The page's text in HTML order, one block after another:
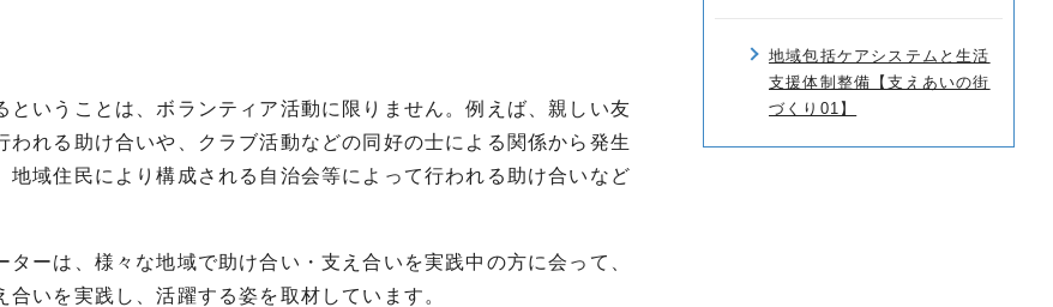
ということは、ボランティア活動に限りません。例えば、親しい友
われる助け合いや、クラブ活動などの同好の士による関係から発生
地域住民により構成される自治会等によって行われる助け合いなど
ターは、様々な地域で助け合い・支え合いを実践中の方に会って、
合いを実践し、活躍する姿を取材しています。
地域包括ケアシステムと生活
支援体制整備【支えあいの街
づくり01】